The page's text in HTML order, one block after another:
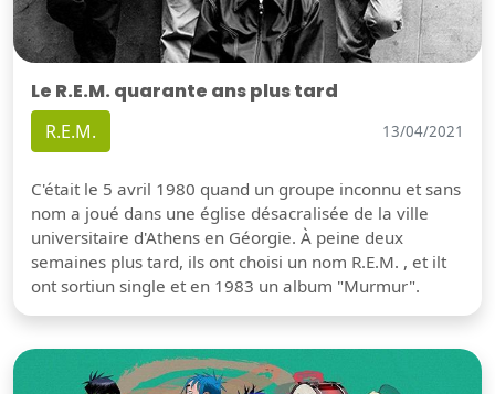
Le R.E.M. quarante ans plus tard
R.E.M. 13/04/2021
C'était le 5 avril 1980 quand un groupe inconnu et sans
nom a joué dans une église désacralisée de la ville
universitaire d'Athens en Géorgie. À peine deux
semaines plus tard, ils ont choisi un nom R.E.M. , et ilt
ont sortiun single et en 1983 un album "Murmur".